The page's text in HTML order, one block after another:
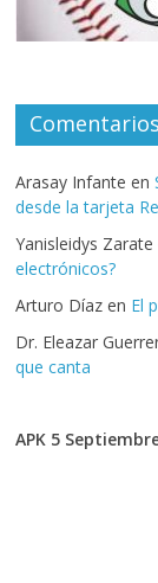
Arasay Infante en
desde la tarjeta
Yanisleidys Zarate
electrónicos?
Arturo Díaz en El
Dr. Eleazar
que canta
APK 5